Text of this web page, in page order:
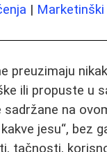
|
preuzimaju
ili propuste u
na
jesu“, bez
tačnosti,